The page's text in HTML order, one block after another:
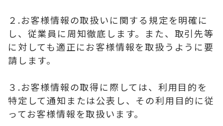
２.お客様情報の取扱いに関する規定を明確に
し、従業員に周知徹底します。また、取引先等
に対しても適正にお客様情報を取扱うように要
請します。
３.お客様情報の取得に際しては、利用目的を
特定して通知または公表し、その利用目的に従
ってお客様情報を取扱います。